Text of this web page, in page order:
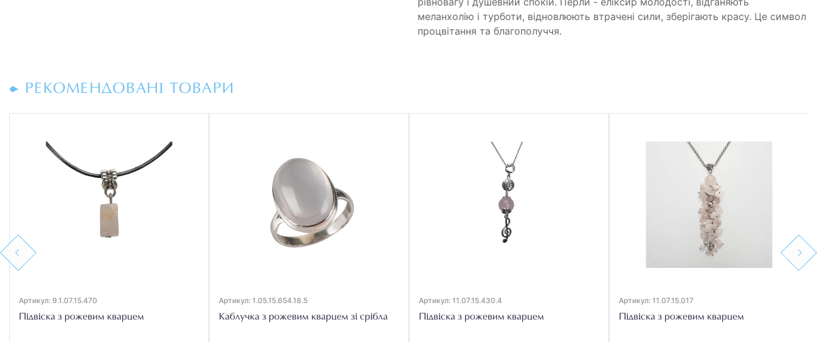
меланхолію і турботи, відновлюють втрачені сили, зберігають красу. Це символ
процвітання та благополуччя.
РЕКОМЕНДОВАНІ ТОВАРИ
Previous
Артикул: 9.1.07.15.470
Підвіска з рожевим кварцем
Артикул: 1.05.15.654.18.5
Каблучка з рожевим кварцем зі срібла
Артикул: 11.07.15.430.4
Підвіска з рожевим кварцем
Артикул: 11.07.15.017
Підвіска з рожевим кварцем
Next